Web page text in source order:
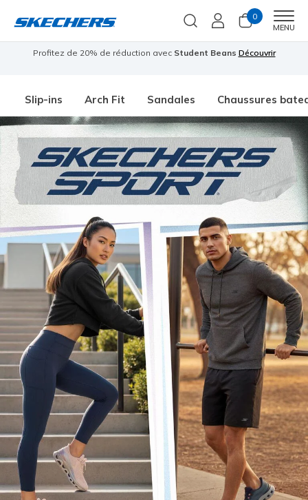
0
MENU
Profitez de 20% de réduction avec Student Beans Découvrir
Slip-ins Arch Fit Sandales Chaussures